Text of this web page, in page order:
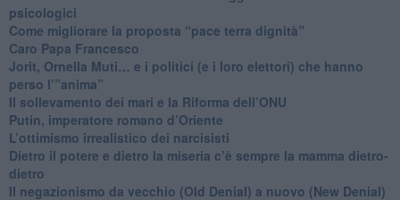
psicologici
Come migliorare la proposta “pace terra dignità”
Caro Papa Francesco
​Jorit, Ornella Muti… e i politici (e i loro elettori) che hanno
perso l’”anima”
​Il sollevamento dei mari e la Riforma dell’ONU
Putin, imperatore romano d’Oriente
​L’ottimismo irrealistico dei narcisisti
​Dietro il potere e dietro la miseria c’è sempre la mamma dietro-
dietro
Il negazionismo da vecchio (Old Denial) a nuovo (New Denial)